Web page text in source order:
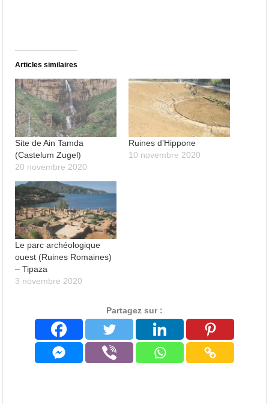
Articles similaires
Site de Ain Tamda
(Castelum Zugel)
20 novembre 2020
Ruines d’Hippone
10 novembre 2020
Le parc archéologique
ouest (Ruines Romaines)
– Tipaza
3 novembre 2020
Partagez sur :